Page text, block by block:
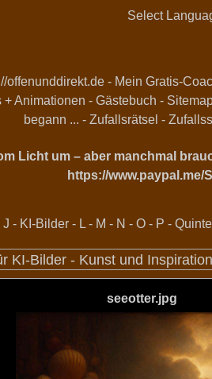
Select
offenunddirekt.de - Mein Gratis-
+ Animationen - Gästebuch -
begann ... - Zufallsrätsel -
Licht um – aber manchmal
https://www.paypal.me/
J - KI-Bilder - L- M - N - O - P -
KI-Bilder - Kunst und
seeotter.jpg